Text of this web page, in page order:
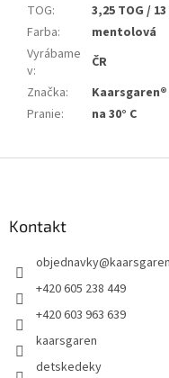
TOG:
3,25 TOG / 13
Farba:
mentolová
Vyrábame
v:
ČR
Značka:
Kaarsgaren®
Pranie: na 30° C
Kontakt
objednavky@
+420 605 238 449
+420 603 963 639
kaarsgaren
detskedeky